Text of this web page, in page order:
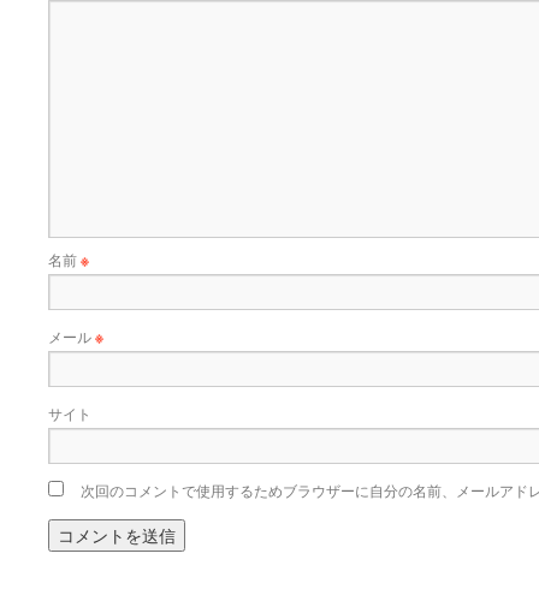
名前※
メール※
サイト
次回のコメントで使用するためブラウザーに自分の名前、メールアド